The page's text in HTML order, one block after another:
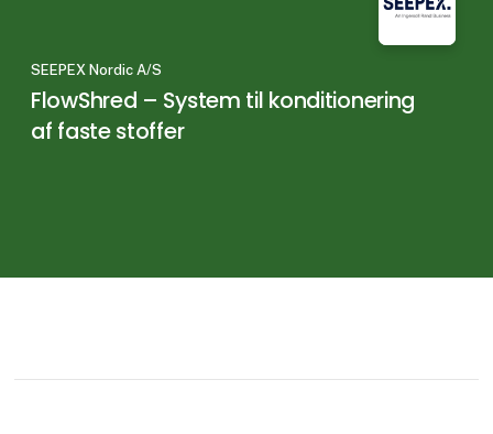
SEEPEX Nordic A/S
FlowShred – System til konditionering
af faste stoffer